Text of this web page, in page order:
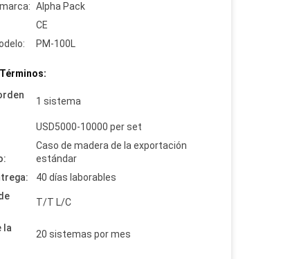
Alpha Pack
CE
PM-100L
1 sistema
USD5000-10000 per set
Caso de madera de la exportación
estándar
40 días laborables
T/T L/C
la
20 sistemas por mes